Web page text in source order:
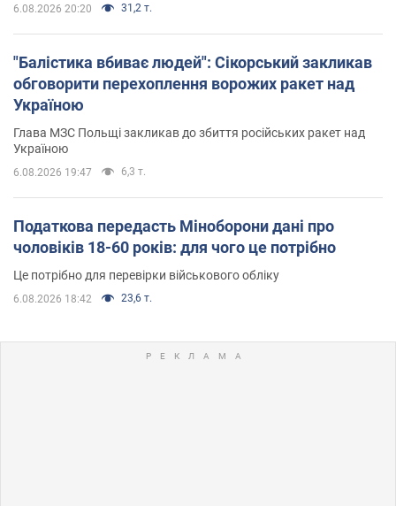
6.08.2026 20:20 31,2 т.
"Балістика вбиває людей": Сікорський закликав
обговорити перехоплення ворожих ракет над
Україною
Глава МЗС Польщі закликав до збиття російських ракет над
Україною
6.08.2026 19:47 6,3 т.
Податкова передасть Міноборони дані про
чоловіків 18-60 років: для чого це потрібно
Це потрібно для перевірки військового обліку
6.08.2026 18:42 23,6 т.